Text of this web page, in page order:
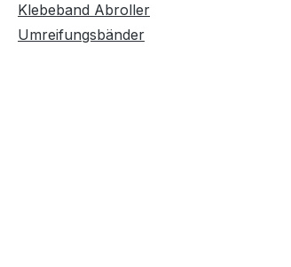
Klebeband Abroller
Umreifungsbänder